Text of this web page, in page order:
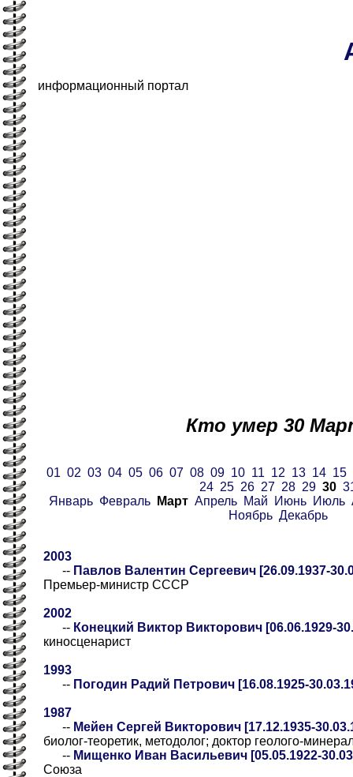
информационный портал
Кто умер 30
01 02 03 04 05 06 07 08 09 10 11 12 13 14 15
24 25 26 27 28 29 30
Январь Февраль Март Апрель Май Июнь Июль
Ноябрь Декабрь
2003
-- Павлов Валентин Сергеевич [26.09.1937-
Премьер-министр СССР
2002
-- Конецкий Виктор Викторович [06.06.1929-
киносценарист
1993
-- Погодин Радий Петрович [16.08.1925-
1987
-- Мейен Сергей Викторович [17.12.1935-
биолог-теоретик, методолог; доктор геолого-
-- Мищенко Иван Васильевич [05.05.1922-
Союза